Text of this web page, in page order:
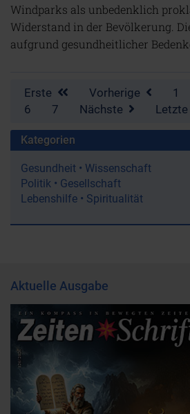
Windparks als unbedenklich
Widerstand in der Bevölkerung.
aufgrund gesundheitlicher
Erste Vorherige 1
6
7 Nächste Letzte
Kategorien
Gesundheit • Wissenschaft
Politik • Gesellschaft
Lebenshilfe • Spiritualität
Aktuelle Ausgabe